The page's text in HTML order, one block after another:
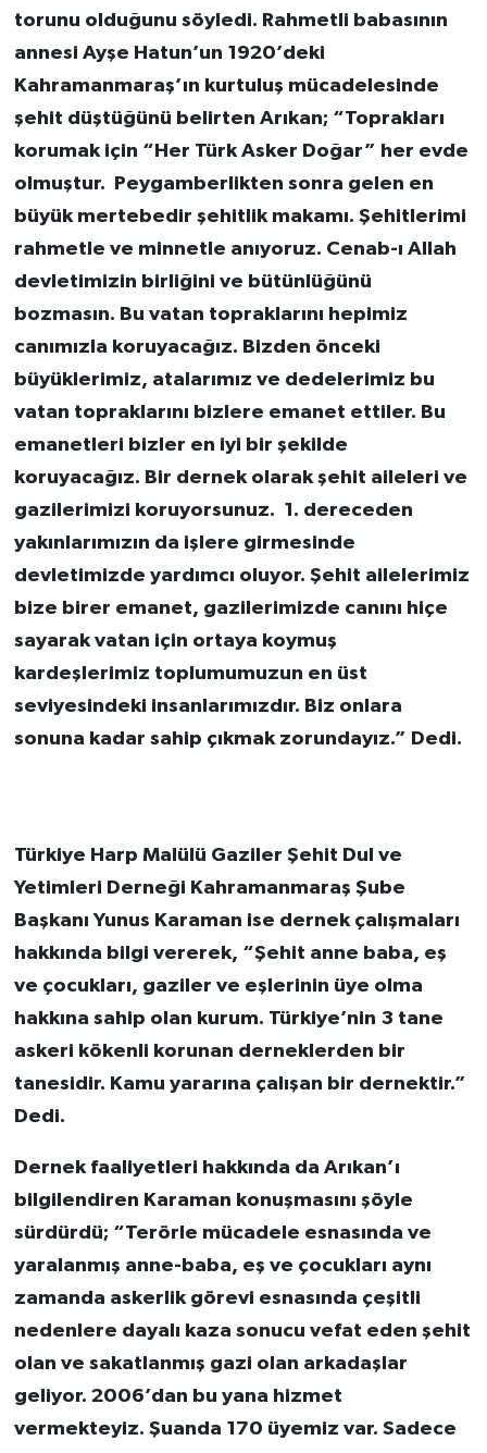
torunu olduğunu söyledi. Rahmetli babasının
annesi Ayşe Hatun’un 1920’deki
Kahramanmaraş’ın kurtuluş mücadelesinde
şehit düştüğünü belirten Arıkan; “Toprakları
korumak için “Her Türk Asker Doğar” her evde
olmuştur. Peygamberlikten sonra gelen en
büyük mertebedir şehitlik makamı. Şehitlerimi
rahmetle ve minnetle anıyoruz. Cenab-ı Allah
devletimizin birliğini ve bütünlüğünü
bozmasın. Bu vatan topraklarını hepimiz
canımızla koruyacağız. Bizden önceki
büyüklerimiz, atalarımız ve dedelerimiz bu
vatan topraklarını bizlere emanet ettiler. Bu
emanetleri bizler en iyi bir şekilde
koruyacağız. Bir dernek olarak şehit aileleri ve
gazilerimizi koruyorsunuz. 1. dereceden
yakınlarımızın da işlere girmesinde
devletimizde yardımcı oluyor. Şehit ailelerimiz
bize birer emanet, gazilerimizde canını hiçe
sayarak vatan için ortaya koymuş
kardeşlerimiz toplumumuzun en üst
seviyesindeki insanlarımızdır. Biz onlara
sonuna kadar sahip çıkmak zorundayız.” Dedi.
Türkiye Harp Malülü Gaziler Şehit Dul ve
Yetimleri Derneği Kahramanmaraş Şube
Başkanı Yunus Karaman ise dernek çalışmaları
hakkında bilgi vererek, “Şehit anne baba, eş
ve çocukları, gaziler ve eşlerinin üye olma
hakkına sahip olan kurum. Türkiye’nin 3 tane
askeri kökenli korunan derneklerden bir
tanesidir. Kamu yararına çalışan bir dernektir.”
Dedi.
Dernek faaliyetleri hakkında da Arıkan’ı
bilgilendiren Karaman konuşmasını şöyle
sürdürdü; “Terörle mücadele esnasında ve
yaralanmış anne-baba, eş ve çocukları aynı
zamanda askerlik görevi esnasında çeşitli
nedenlere dayalı kaza sonucu vefat eden şehit
olan ve sakatlanmış gazi olan arkadaşlar
geliyor. 2006’dan bu yana hizmet
vermekteyiz. Şuanda 170 üyemiz var. Sadece